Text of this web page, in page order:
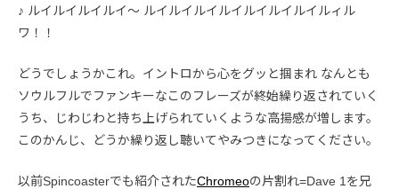
♪ ルイルイルイルイ〜 ルイルイルイルイルイルイルイルィル
ワ！！
どうでしょうかこれ。イントロから心をグッと掴まれ なんとも
ソウルフルでファンキーなこのフレーズが終始繰り返されていく
うち、じわじわと持ち上げられていくような高揚感が増します。
このかんじ、どうか繰り返し聴いてやみつきになってください。
以前Spincoasterでも紹介されたChromeoの片割れ=Dave 1を兄